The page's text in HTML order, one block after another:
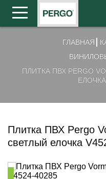
ГЛАВНАЯ
ПЛИТКА ПВХ PERGO
ЕЛОЧКА
Плитка ПВХ Pergo
светлый елочка